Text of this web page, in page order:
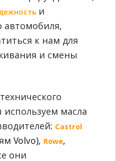
и
автомобиля,
к нам для
и смены
масла
Castrol
Volvo), Rowe,
они